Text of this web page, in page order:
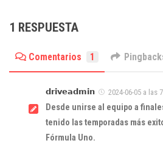
1 RESPUESTA
Comentarios 1
𝗱𝗿𝗶𝘃𝗲𝗮𝗱𝗺𝗶𝗻 2024-06-05 a las
Desde unirse al equipo a
tenido las temporadas más
Fórmula Uno.